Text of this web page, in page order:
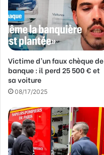
Victime d’un faux chèque de
banque : il perd 25 500 € et
sa voiture
08/17/2025